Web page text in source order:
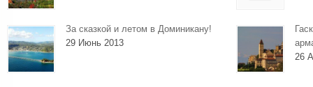
За сказкой и летом в Доминикану!
29 Июнь 2013
26